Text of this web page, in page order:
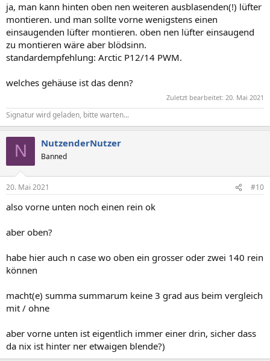
ja, man kann hinten oben nen weiteren ausblasenden(!) lüfter
montieren. und man sollte vorne wenigstens einen
einsaugenden lüfter montieren. oben nen lüfter einsaugend
zu montieren wäre aber blödsinn.
standardempfehlung: Arctic P12/14 PWM.
welches gehäuse ist das denn?
Zuletzt bearbeitet: 20. Mai 2021
Signatur wird geladen, bitte warten...
N NutzenderNutzer
Banned
20. Mai 2021 #10
also vorne unten noch einen rein ok
aber oben?
habe hier auch n case wo oben ein grosser oder zwei 140 rein
können
macht(e) summa summarum keine 3 grad aus beim vergleich
mit / ohne
aber vorne unten ist eigentlich immer einer drin, sicher dass
da nix ist hinter ner etwaigen blende?)